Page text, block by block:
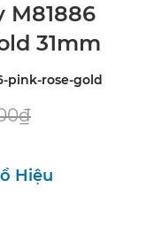
M81886
31mm
pink-rose-gold
Hiệu